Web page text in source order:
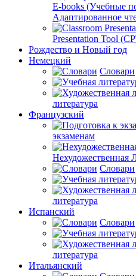
E-books (Учебные
Адаптированное
Presentation Tool
Рождество и Новый год
Немецкий
Словари
литература
Французский
экзаменам
Нехудожественная
Словари
литература
Испанский
Словари
литература
Итальянский